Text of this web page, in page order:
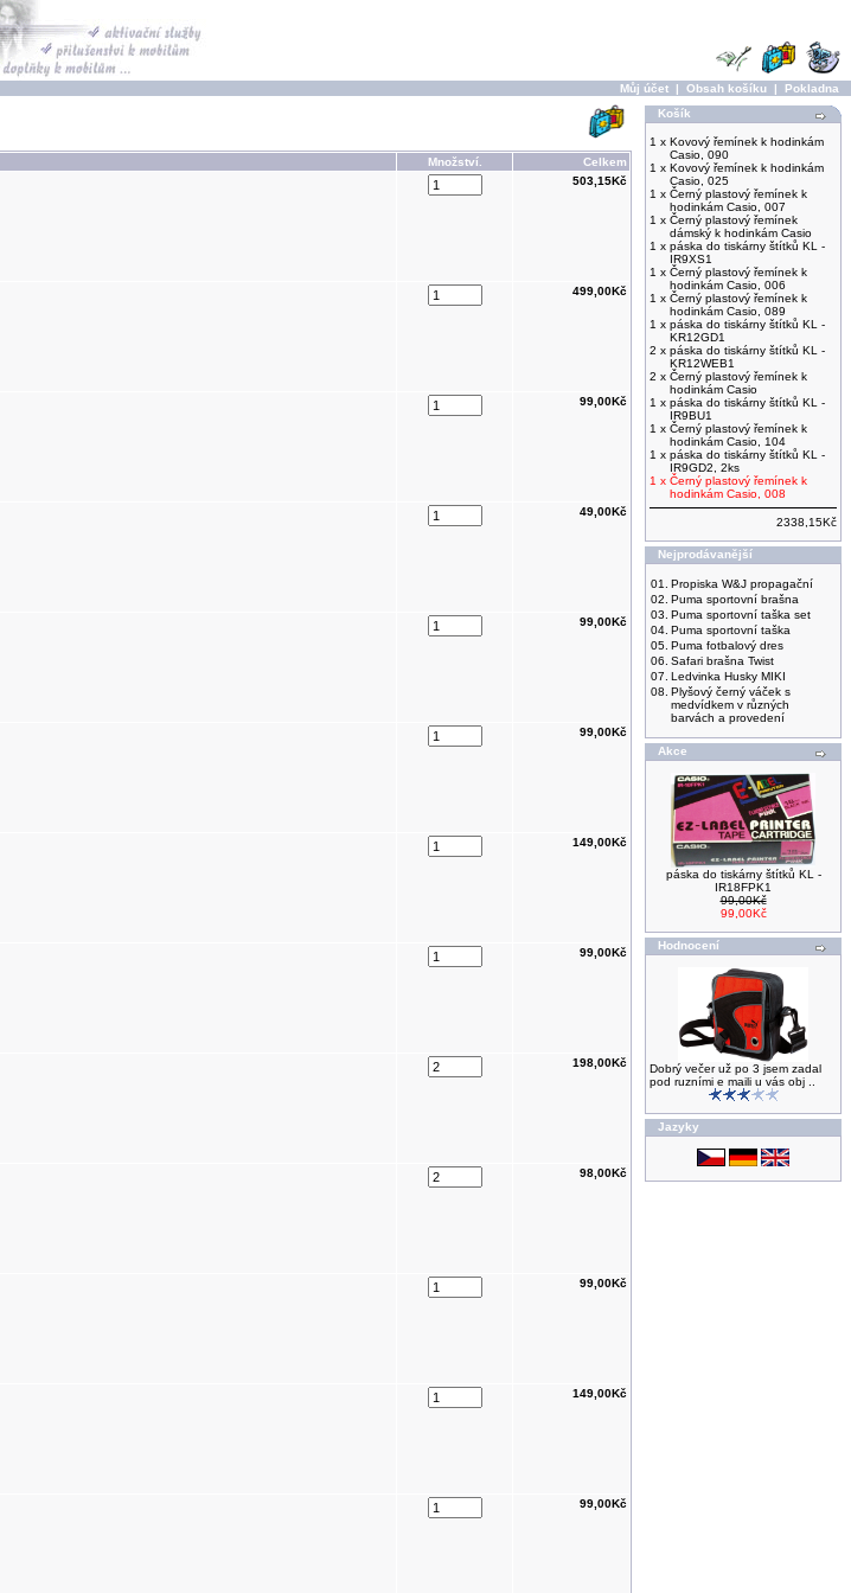
Můj účet | Obsah košíku | Pokladna
Množství.
Celkem
503,15Kč
499,00Kč
99,00Kč
49,00Kč
99,00Kč
99,00Kč
149,00Kč
99,00Kč
198,00Kč
98,00Kč
99,00Kč
149,00Kč
99,00Kč
Košík
1 x Kovový řemínek k hodinkám
Casio, 090
1 x Kovový řemínek k hodinkám
Casio, 025
1 x Černý plastový řemínek k
hodinkám Casio, 007
1 x Černý plastový řemínek
dámský k hodinkám Casio
1 x páska do tiskárny štítků KL -
IR9XS1
1 x Černý plastový řemínek k
hodinkám Casio, 006
1 x Černý plastový řemínek k
hodinkám Casio, 089
1 x páska do tiskárny štítků KL -
KR12GD1
2 x páska do tiskárny štítků KL -
KR12WEB1
2 x Černý plastový řemínek k
hodinkám Casio
1 x páska do tiskárny štítků KL -
IR9BU1
1 x Černý plastový řemínek k
hodinkám Casio, 104
1 x páska do tiskárny štítků KL -
IR9GD2, 2ks
1 x Černý plastový řemínek k
hodinkám Casio, 008
2338,15Kč
Nejprodávanější
01.
Propiska W&J propagační
02. Puma sportovní brašna
03. Puma sportovní taška set
04. Puma sportovní taška
05. Puma fotbalový dres
06. Safari brašna Twist
07. Ledvinka Husky MIKI
08. Plyšový černý váček s
medvídkem v různých
barvách a provedení
Akce
páska do tiskárny štítků KL -
IR18FPK1
99,00Kč
99,00Kč
Hodnocení
Dobrý večer už po 3 jsem zadal
pod ruzními e maili u vás obj ..
Jazyky